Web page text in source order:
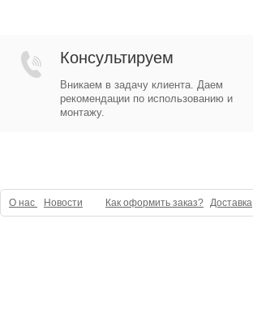
Консультируем
Вникаем в задачу клиента. Даем
рекомендации по использованию и
монтажу.
О нас Новости Как оформить заказ? Доставка